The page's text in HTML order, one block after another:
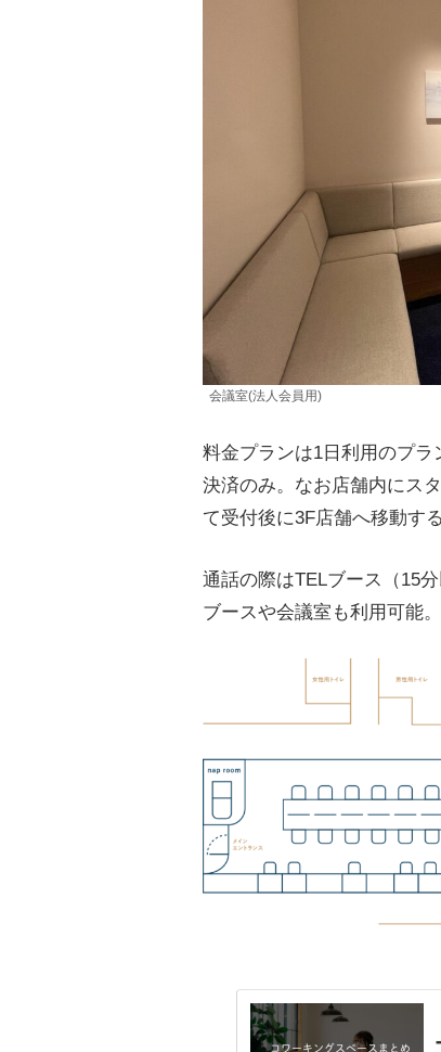
会議室(法人会員用)
料金プランは1日利用のプ
決済のみ。なお店舗内にス
て受付後に3F店舗へ移動す
通話の際はTELブース（15
ブースや会議室も利用可能。